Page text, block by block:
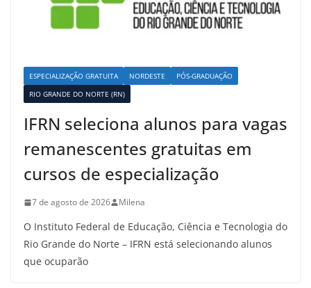
ESPECIALIZAÇÃO GRATUITA NORDESTE
PÓS-GRADUAÇÃO
RIO GRANDE DO NORTE (RN)
IFRN seleciona alunos para vagas
remanescentes gratuitas em
cursos de especialização
7 de agosto de 2026 Milena
O Instituto Federal de Educação, Ciência e Tecnologia do
Rio Grande do Norte – IFRN está selecionando alunos
que ocuparão